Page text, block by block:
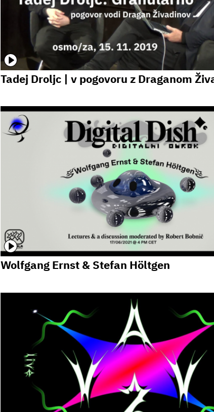
Tadej Droljc | v pogovoru z Draganom
Wolfgang Ernst & Stefan Höltgen